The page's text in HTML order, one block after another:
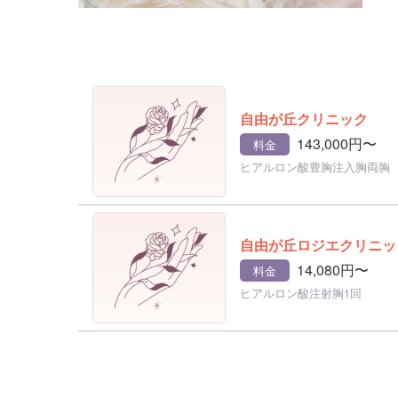
自由が丘クリニック
料金 143,000円〜
ヒアルロン酸豊胸注入胸両胸
自由が丘ロジエクリニ
料金 14,080円〜
ヒアルロン酸注射胸1回